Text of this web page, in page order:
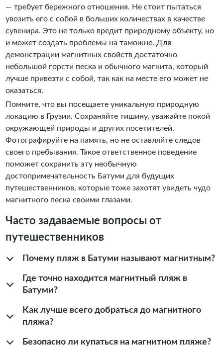
— требует бережного отношения. Не стоит пытаться
увозить его с собой в больших количествах в качестве
сувенира. Это не только вредит природному объекту, но
и может создать проблемы на таможне. Для
демонстрации магнитных свойств достаточно
небольшой горсти песка и обычного магнита, который
лучше привезти с собой, так как на месте его может не
оказаться.
Помните, что вы посещаете уникальную природную
локацию в Грузии. Сохраняйте тишину, уважайте покой
окружающей природы и других посетителей.
Фотографируйте на память, но не оставляйте следов
своего пребывания. Такое ответственное поведение
поможет сохранить эту необычную
достопримечательность Батуми для будущих
путешественников, которые тоже захотят увидеть чудо
магнитного песка своими глазами.
Часто задаваемые вопросы от
путешественников
Почему пляж в Батуми называют магнитным?
Где точно находится магнитный пляж в
Батуми?
Как лучше всего добраться до магнитного
пляжа?
Безопасно ли купаться на магнитном пляже?